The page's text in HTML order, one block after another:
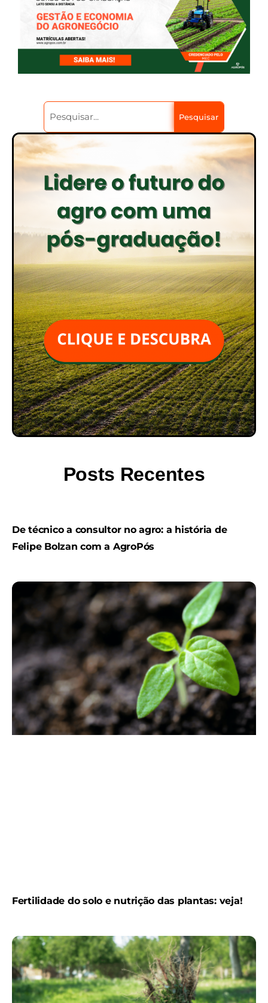
Pesquisar
Posts Recentes
De técnico a consultor no agro: a história de
Felipe Bolzan com a AgroPós
Fertilidade do solo e nutrição das plantas: veja!